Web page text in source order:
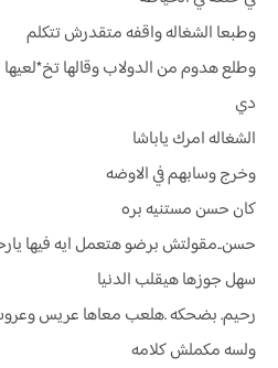
وطبعا الشغاله واقفه متقدرش تتكلم
وطلع هدوم من الدولاب وقالها تخ*لعيها
دي
الشغاله امرك ياباشا
وخرج وسابهم في الاوضه
كان حسن مستنيه بره
حسن..مقولتش برضو هتعمل ايه فيها
سهل جوزها هيقلب الدنيا
رحيم. بضحكه .هلعب معاها عريس
ولسه مكملش كلامه